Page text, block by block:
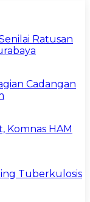
Ratusan
Cadangan
Komnas HAM
Tuberkulosis